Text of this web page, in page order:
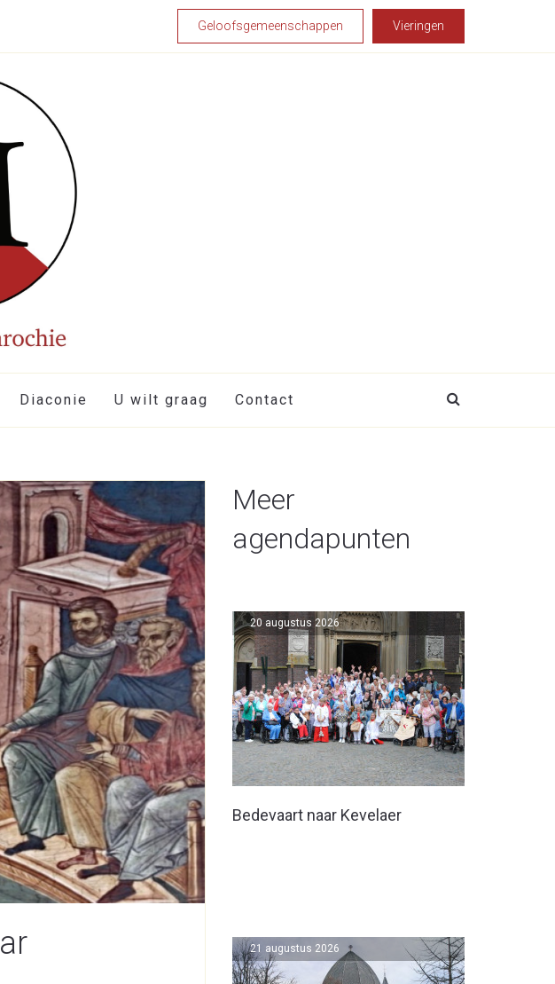
Geloofsgemeenschappen Vieringen
Diaconie U wilt graag Contact
Meer
agendapunten
Bedevaart naar Kevelaer
20 augustus 2026
21 augustus 2026